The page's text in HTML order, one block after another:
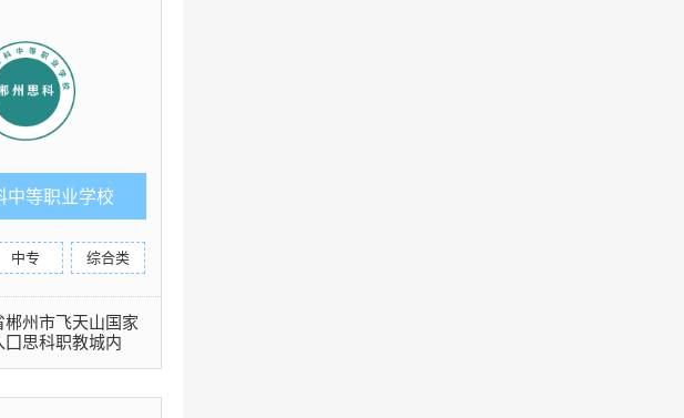
中等职业学校
中专 综合类
州市飞天山国家
思科职教城内